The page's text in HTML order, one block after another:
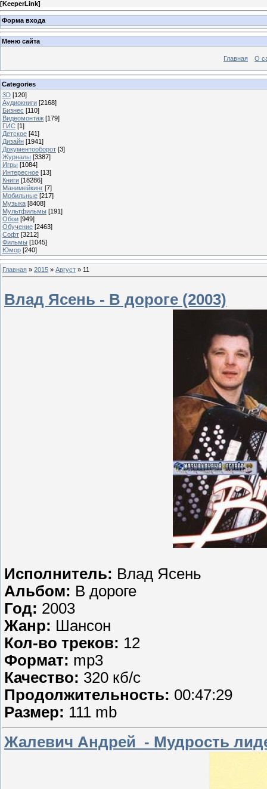
[KeeperLink]
Форма входа
Меню сайта
Главная О
Categories
3D [120]
Аудиокниги [2168]
Бизнес [110]
Видеомонтаж [179]
ГИС [1]
Детское [41]
Дизайн [1941]
Документооборот [3]
Журналы [3387]
Игры [1084]
Интересное [13]
Книги [18286]
Манимейкинг [7]
Мобильные [217]
Музыка [8408]
Мультфильмы [191]
Обои [949]
Обучение [2463]
Софт [3212]
Фильмы [1045]
Юмор [240]
Главная » 2015 » Август » 11
Влад Ясень - В дороге (2003)
Исполнитель: Влад Ясень
Альбом: В дороге
Год: 2003
Жанр: Шансон
Кол-во треков: 12
Формат: mp3
Качество: 320 кб/с
Продолжительность: 00:47:29
Размер: 111 mb
Жалевич Андрей - Мудрость